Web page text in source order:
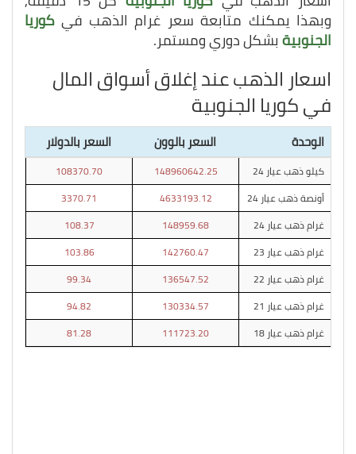
وبهذا يمكنك متابعة سعر غرام الذهب في كوريا
الجنوبيةبشكل دوري ومستمر.
اسعار الذهب عند إغلاق أسواق المال
في كوريا الجنوبية
الوحدة السعر بالوون السعر بالدولار
كيلو ذهب عيار 24 148960642.25
108370.70
أونصة ذهب عيار 24
4633193.12
3370.71
غرام ذهب عيار 24
148959.68
108.37
غرام ذهب عيار 23
142760.47
103.86
غرام ذهب عيار 22
136547.52
99.34
غرام ذهب عيار 21
130334.57
94.82
غرام ذهب عيار 18
111723.20
81.28